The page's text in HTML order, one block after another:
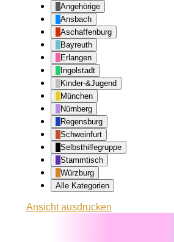
Angehörige
Ansbach
Aschaffenburg
Bayreuth
Erlangen
Ingolstadt
Kinder-&Jugend
München
Nürnberg
Regensburg
Schweinfurt
Selbsthilfegruppe
Stammtisch
Würzburg
Alle Kategorien
Ansichtausdrucken